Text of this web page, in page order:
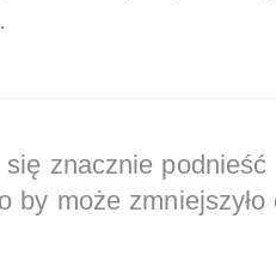
się znacznie
by może